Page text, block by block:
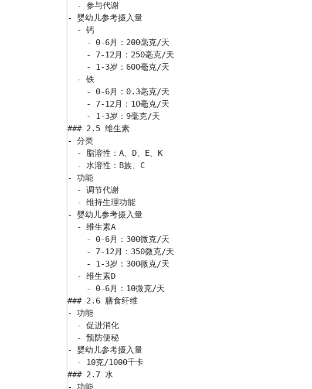
  - 参与代谢
- 婴幼儿参考摄入量
  - 钙
    - 0-6月：200毫克/天
    - 7-12月：250毫克/天
    - 1-3岁：600毫克/天
  - 铁
    - 0-6月：0.3毫克/天
    - 7-12月：10毫克/天
    - 1-3岁：9毫克/天
### 2.5 维生素
- 分类
  - 脂溶性：A、D、E、K
  - 水溶性：B族、C
- 功能
  - 调节代谢
  - 维持生理功能
- 婴幼儿参考摄入量
  - 维生素A
    - 0-6月：300微克/天
    - 7-12月：350微克/天
    - 1-3岁：300微克/天
  - 维生素D
    - 0-6月：10微克/天
### 2.6 膳食纤维
- 功能
  - 促进消化
  - 预防便秘
- 婴幼儿参考摄入量
  - 10克/1000千卡
### 2.7 水
- 功能